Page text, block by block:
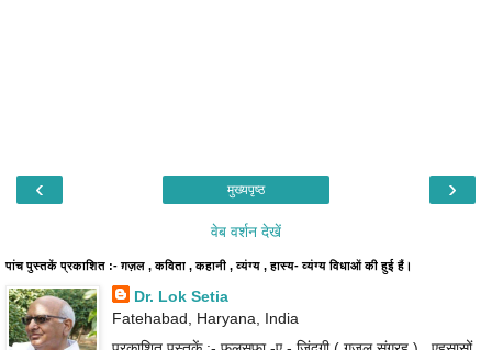
‹ ›
मुख्यपृष्ठ
वेब वर्शन देखें
पांच पुस्तकें प्रकाशित :- ग़ज़ल , कविता , कहानी , व्यंग्य , हास्य- व्यंग्य विधाओं की हुई हैं।
Dr. Lok Setia
Fatehabad, Haryana, India